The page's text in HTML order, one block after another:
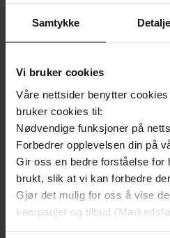
Samtykke
Vi bruker cookies
Våre nettsider benytter
bruker cookies til:
Nødvendige funksjoner på
Forbedrer opplevelsen din på
Gir oss en bedre forståelse for
brukt, slik at vi kan forbedre
Gjør det mulig for oss å vise
kampanjer og tilbud
296,-
Serpent Sea
Maiya Ibrahim